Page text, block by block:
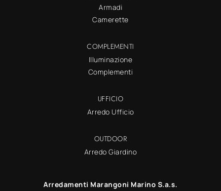
Armadi
Camerette
COMPLEMENTI
Illuminazione
Complementi
UFFICIO
Arredo Ufficio
OUTDOOR
Arredo Giardino
Arredamenti Marangoni Marino S.a.s.